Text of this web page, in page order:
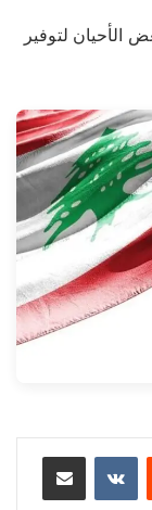
الأحيان لتوفير